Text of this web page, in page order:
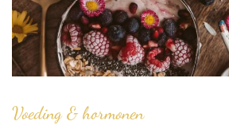
Voeding & hormonen